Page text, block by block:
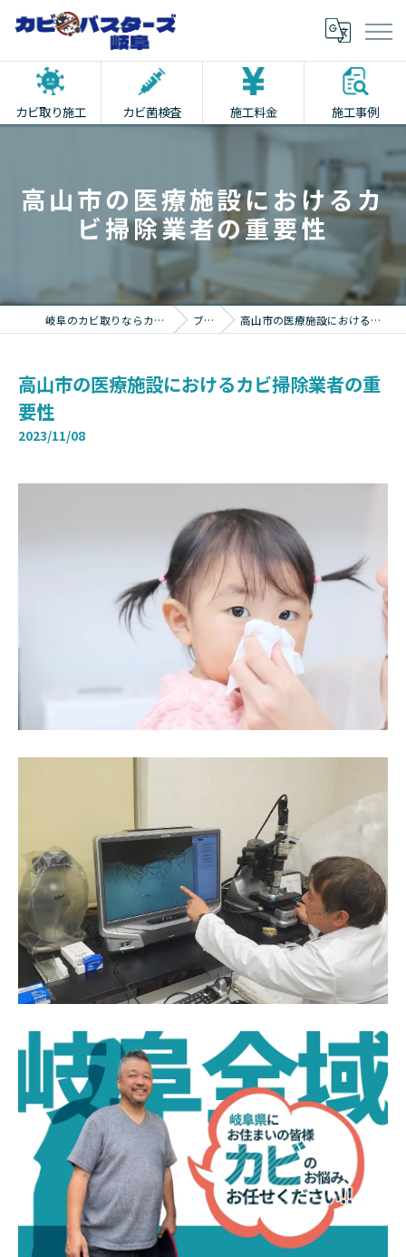
カビ取り施工 カビ菌検査 施工料金 施工事例
高山市の医療施設におけるカ
ビ掃除業者の重要性
岐阜のカビ取りならカビバスターズ岐阜 ブログ 高山市の医療施設におけるカビ掃除業者の重要性
高山市の医療施設におけるカビ掃除業者の重
要性
2023/11/08